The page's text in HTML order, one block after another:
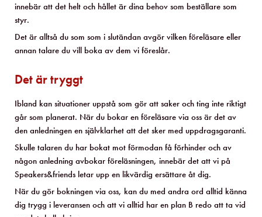
innebär att det helt och hållet är dina behov som beställare som
styr.
Det är alltså du som som i slutändan avgör vilken föreläsare eller
annan talare du vill boka av dem vi föreslår.
Det är tryggt
Ibland kan situationer uppstå som gör att saker och ting inte riktigt
går som planerat. När du bokar en föreläsare via oss är det av
den anledningen en självklarhet att det sker med uppdragsgaranti.
Skulle talaren du har bokat mot förmodan få förhinder och av
någon anledning avbokar föreläsningen, innebär det att vi på
Speakers&friends letar upp en likvärdig ersättare åt dig.
När du gör bokningen via oss, kan du med andra ord alltid känna
dig trygg i leveransen och att vi alltid har en plan B redo att ta vid